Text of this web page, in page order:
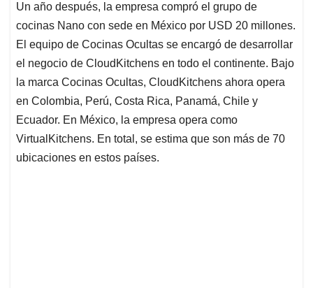
Un año después, la empresa compró el grupo de
cocinas Nano con sede en México por USD 20 millones.
El equipo de Cocinas Ocultas se encargó de desarrollar
el negocio de CloudKitchens en todo el continente. Bajo
la marca Cocinas Ocultas, CloudKitchens ahora opera
en Colombia, Perú, Costa Rica, Panamá, Chile y
Ecuador. En México, la empresa opera como
VirtualKitchens. En total, se estima que son más de 70
ubicaciones en estos países.